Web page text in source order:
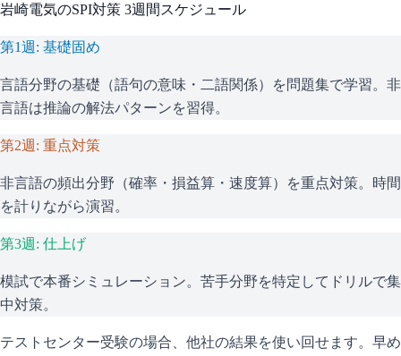
岩崎電気のSPI対策 3週間スケジュール
第1週: 基礎固め
言語分野の基礎（語句の意味・二語関係）を問題集で学習。非
言語は推論の解法パターンを習得。
第2週: 重点対策
非言語の頻出分野（確率・損益算・速度算）を重点対策。時間
を計りながら演習。
第3週: 仕上げ
模試で本番シミュレーション。苦手分野を特定してドリルで集
中対策。
テストセンター受験の場合、他社の結果を使い回せます。早め